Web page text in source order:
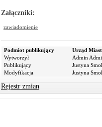
Załączniki:
zawiadomienie
Podmiot publikujący
Urząd
Wytworzył
Admin
Publikujący
Justyna
Modyfikacja
Justyna
Rejestr zmian